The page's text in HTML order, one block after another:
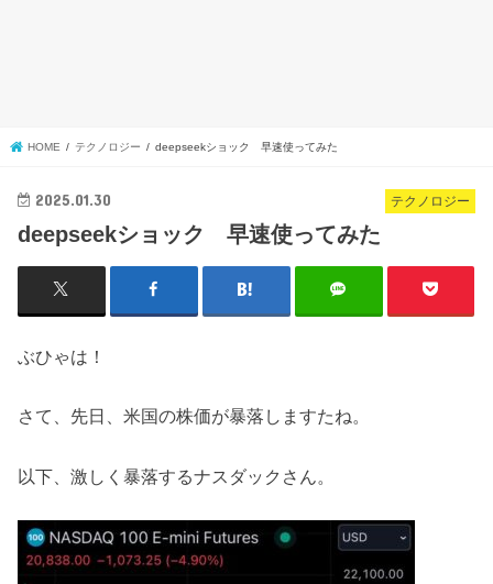
HOME テクノロジー deepseekショック 早速使ってみた
テクノロジー
2025.01.30
deepseekショック 早速使ってみた
ぶひゃは！
さて、先日、米国の株価が暴落しますたね。
以下、激しく暴落するナスダックさん。